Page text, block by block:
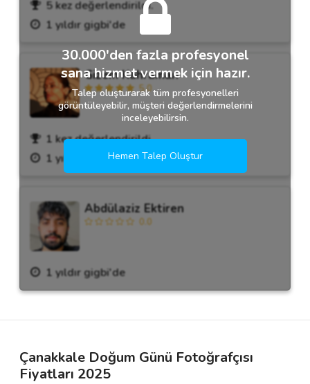
5 kez değerlendirildi.
1 yıldır gigbi'de
Gizem Kahraman
5.0
1 kez değerlendirildi.
1 yıldır gigbi'de
Abdülaziz Ektiren
0.0
1 yıldır gigbi'de
30.000'den fazla profesyonel
sana hizmet vermek için hazır.
Talep oluşturarak tüm profesyonelleri
görüntüleyebilir, müşteri değerlendirmelerini
inceleyebilirsin.
Hemen Talep Oluştur
Çanakkale Doğum Günü Fotoğrafçısı
Fiyatları 2025